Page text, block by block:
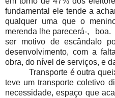
fundamental ele tende a
qualquer uma que o
merenda lhe parecerá-, boa.
ser motivo de escândalo
desenvolvimento, com a
obra, do nível de serviços, e
Transporte é outra
teve um transporte coletivo
necessidade, espaço que